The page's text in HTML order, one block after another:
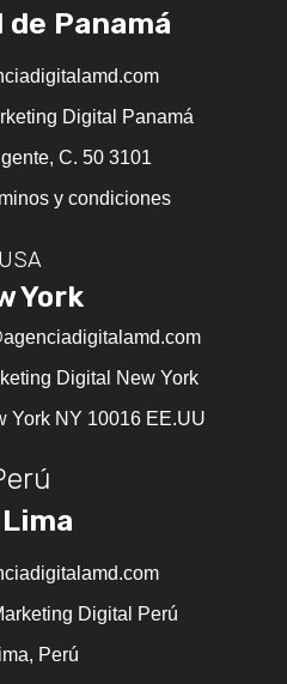
de Panamá
Digital Panamá
C. 50 3101
y condiciones
USA
York
Digital New York
York NY 10016 EE.UU
Lima
Digital Perú
Perú